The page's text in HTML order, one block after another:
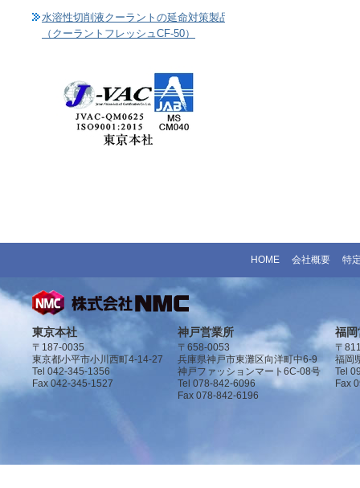
水溶性切削液クーラントの延命対策製品
（クーラントフレッシュCF-50）
HOME 会社概要 特
東京本社
〒187-0035
東京都小平市小川西町4-14-27
Tel 042-345-1356
Fax 042-345-1527
神戸営業所
〒658-0053
兵庫県神戸市東灘区向洋町中6-9
神戸ファッションマート6C-08号
Tel 078-842-6096
Fax 078-842-6196
福岡
〒
福岡
Tel
Fax